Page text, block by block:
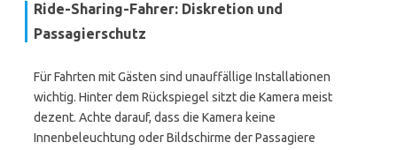
Ride-Sharing-Fahrer: Diskretion und
Passagierschutz
Für Fahrten mit Gästen sind unauffällige Installationen
wichtig. Hinter dem Rückspiegel sitzt die Kamera meist
dezent. Achte darauf, dass die Kamera keine
Innenbeleuchtung oder Bildschirme der Passagiere